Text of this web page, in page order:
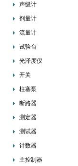
声级计
剂量计
流量计
试验台
光泽度仪
开关
柱塞泵
断路器
测定器
测试器
计数器
主控制器